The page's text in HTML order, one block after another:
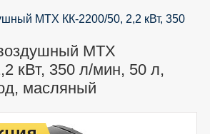
MTX КК-2200/50, 2,2 кВт, 350
MTX
кВт, 350 л/мин, 50 л,
масляный